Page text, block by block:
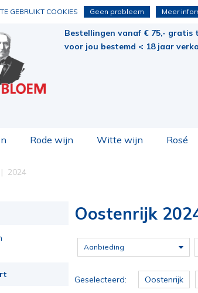
GEBRUIKT COOKIES Geen probleem Meer
Bestellingen vanaf € 75,- gratis
voor jou bestemd < 18 jaar
Rode wijn Witte wijn Rosé
2024
Oostenrijk
Aanbieding
Geselecteerd: Oostenrijk